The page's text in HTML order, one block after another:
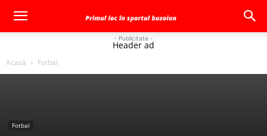
- Publicitate -
Header ad
Acasă Fotbal
Fotbal